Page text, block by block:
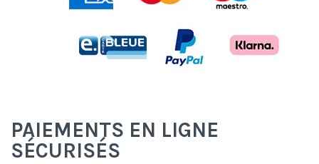
PAIEMENTS EN LIGNE
SÉCURISÉS